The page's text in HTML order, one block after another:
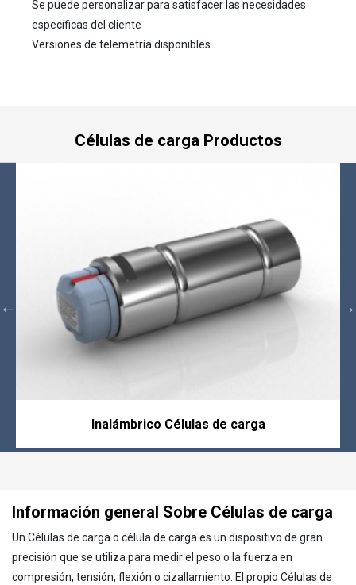
Se puede personalizar para satisfacer las necesidades
específicas del cliente
Versiones de telemetría disponibles
Células de carga Productos
Inalámbrico Células de carga
Información general Sobre Células de carga
Un Células de carga o célula de carga es un dispositivo de gran
precisión que se utiliza para medir el peso o la fuerza en
compresión, tensión, flexión o cizallamiento. El propio Células de